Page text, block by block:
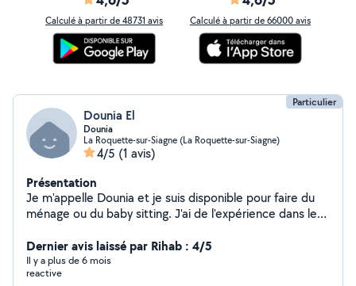
Calculé à partir de 48731 avis Calculé à partir de 66000 avis
Particulier
Dounia El
Dounia
La Roquette-sur-Siagne (La Roquette-sur-Siagne)
4/5 (1 avis)
Présentation
Je m'appelle Dounia et je suis disponible pour faire du
ménage ou du baby sitting. J'ai de l'expérience dans le
âges. Je suis auxiliaire de puériculture je pourrais
répondre aux besoins de votre enfants et proposer
divers activités adaptés à leur besoins.
Dernier avis laissé par Rihab : 4/5
Il y a plus de 6 mois
reactive